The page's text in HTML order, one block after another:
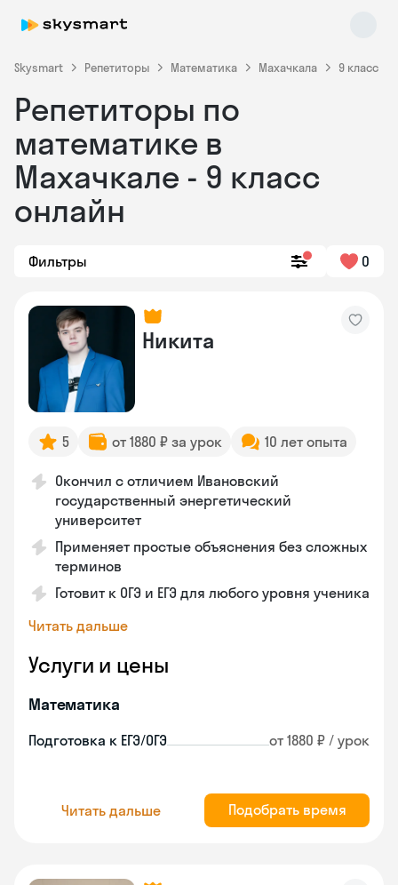
Skysmart Репетиторы Математика Махачкала 9 класс
Репетиторы по
математике в
Махачкале - 9 класс
онлайн
Фильтры 0
Никита
5 от 1880 ₽ за урок 10 лет опыта
Окончил с отличием Ивановский
государственный энергетический
университет
Применяет простые объяснения без сложных
терминов
Готовит к ОГЭ и ЕГЭ для любого уровня ученика
Читать дальше
Услуги и цены
Математика
Подготовка к ЕГЭ/ОГЭ от 1880 ₽ / урок
Читать дальше Подобрать время